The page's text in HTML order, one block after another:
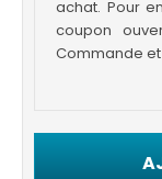
achat. Pour
coupon
Commande